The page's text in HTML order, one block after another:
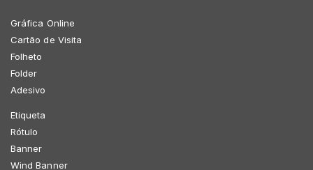
Gráfica Online
Cartão de Visita
Folheto
Folder
Adesivo
Etiqueta
Rótulo
Banner
Wind Banner